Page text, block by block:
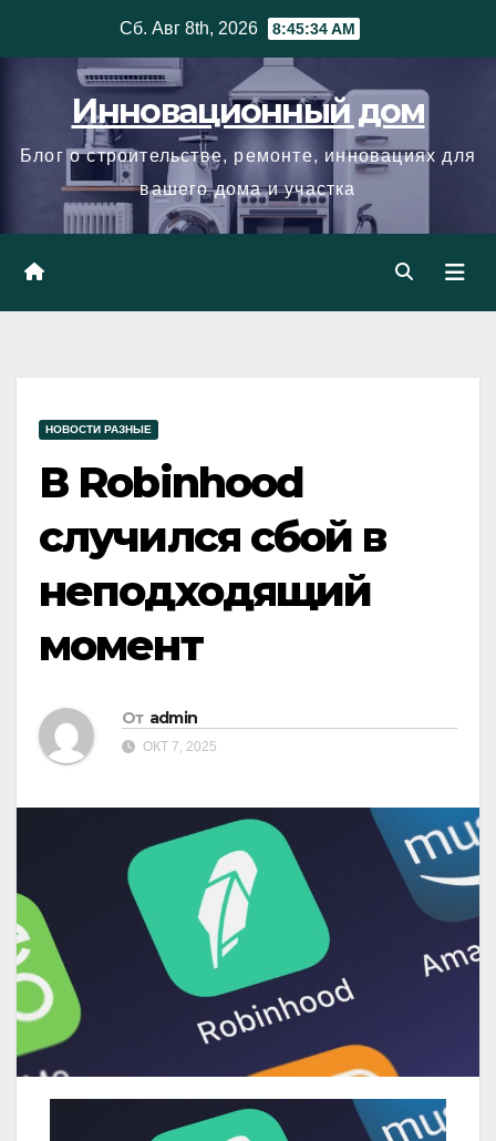
Сб. Авг 8th, 2026 8:45:35 AM
Инновационный дом
Блог о строительстве, ремонте, инновациях для
вашего дома и участка
НОВОСТИ РАЗНЫЕ
В Robinhood
случился сбой в
неподходящий
момент
От admin
ОКТ 7, 2025